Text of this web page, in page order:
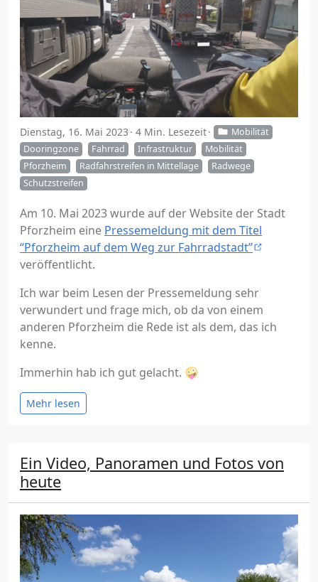
Dienstag, 16. Mai 2023 4 Min. Lesezeit
Mobilität
Dooringzone
Fahrrad Infrastruktur
Mobilität
Pforzheim
Radfahrstreifen in Mittellage
Radwege
Schutzstreifen
Am 10. Mai 2023 wurde auf der Website der Stadt
Pforzheim eine Pressemeldung mit dem Titel
“Pforzheim auf dem Weg zur Fahrradstadt”
veröffentlicht.
Ich war beim Lesen der Pressemeldung sehr
verwundert und frage mich, ob da von einem
anderen Pforzheim die Rede ist als dem, das ich
kenne.
Immerhin hab ich gut gelacht. 🤪
Mehr lesen
Ein Video, Panoramen und Fotos von
heute